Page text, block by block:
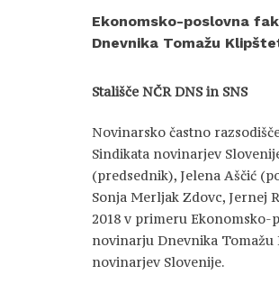
Ekonomsko-poslovna
Dnevnika Tomažu
Stališče NČR DNS in SNS
Novinarsko častno
Sindikata novinarjev
(predsednik), Jelena Aščić
Sonja Merljak Zdovc, Jernej
2018 v primeru
novinarju Dnevnika
novinarjev Slovenije.